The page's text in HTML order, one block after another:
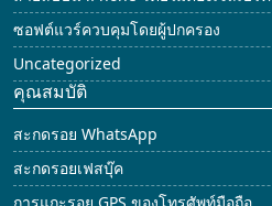
ซอฟต์แวร์ควบคุมโดยผู้ปกครอง
Uncategorized
คุณสมบัติ
สะกดรอย WhatsApp
สะกดรอยเฟสบุ๊ค